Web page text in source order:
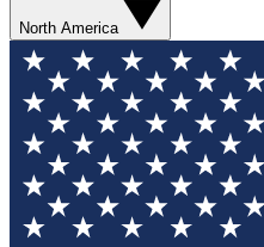
North America